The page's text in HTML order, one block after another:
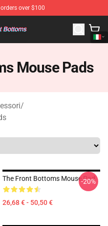
over $100
Official The Front Bottoms
Mouse Pads
/
The Front Bottoms Mouse Pad
26,68 € - 50,50 €
-20%